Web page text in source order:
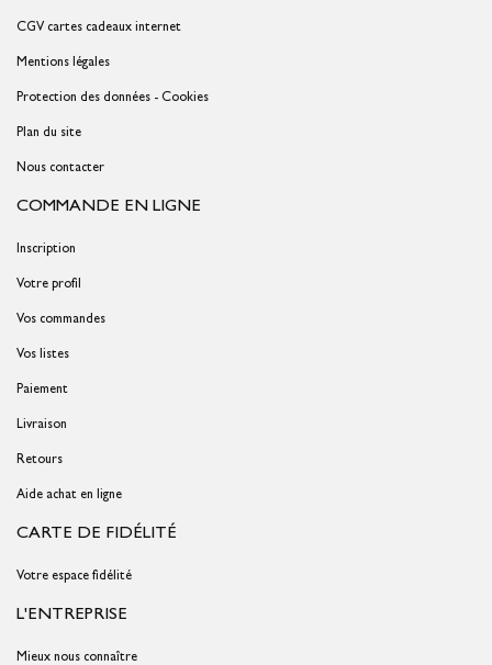
CGV cartes cadeaux internet
Mentions légales
Protection des données - Cookies
Plan du site
Nous contacter
COMMANDE EN LIGNE
Inscription
Votre profil
Vos commandes
Vos listes
Paiement
Livraison
Retours
Aide achat en ligne
CARTE DE FIDÉLITÉ
Votre espace fidélité
L'ENTREPRISE
Mieux nous connaître